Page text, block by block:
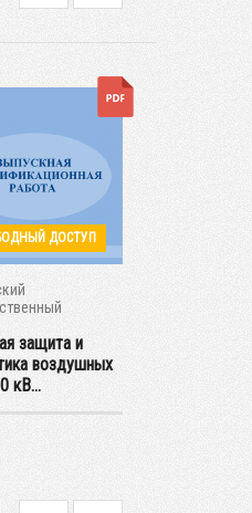
ДОСТУП
защита и
воздушных
кВ...